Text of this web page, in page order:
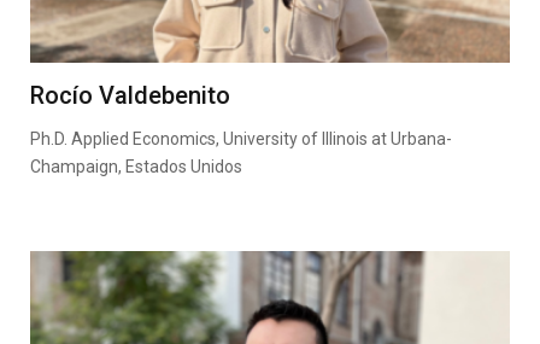
Rocío Valdebenito
Ph.D. Applied Economics, University of Illinois at Urbana-
Champaign, Estados Unidos